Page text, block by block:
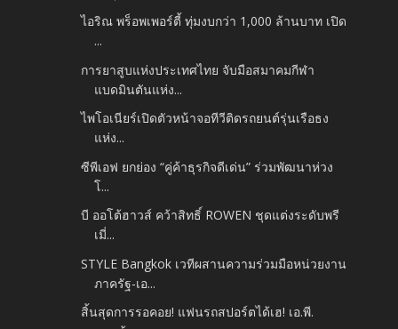
ไอริณ พร็อพเพอร์ตี้ ทุ่มงบกว่า 1,000 ล้านบาท เปิด
...
การยาสูบแห่งประเทศไทย จับมือสมาคมกีฬา
แบดมินตันแห่ง...
ไพโอเนียร์เปิดตัวหน้าจอทีวีติดรถยนต์รุ่นเรือธง
แห่ง...
ซีพีเอฟ ยกย่อง “คู่ค้าธุรกิจดีเด่น” ร่วมพัฒนาห่วง
โ...
บี ออโต้ฮาวส์ คว้าสิทธิ์ ROWEN ชุดแต่งระดับพรี
เมี่...
STYLE Bangkok เวทีผสานความร่วมมือหน่วยงาน
ภาครัฐ-เอ...
สิ้นสุดการรอคอย! แฟนรถสปอร์ตได้เฮ! เอ.พี.